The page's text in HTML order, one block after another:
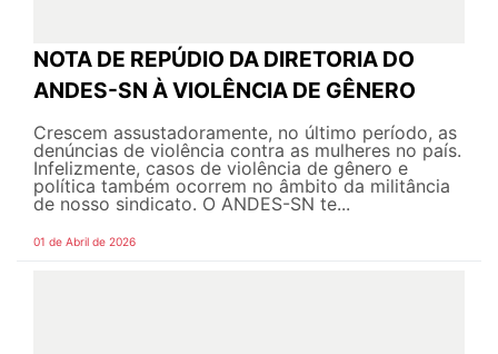
NOTA DE REPÚDIO DA DIRETORIA DO
ANDES-SN À VIOLÊNCIA DE GÊNERO
Crescem assustadoramente, no último período, as
denúncias de violência contra as mulheres no país.
Infelizmente, casos de violência de gênero e
política também ocorrem no âmbito da militância
de nosso sindicato. O ANDES-SN te...
01 de Abril de 2026